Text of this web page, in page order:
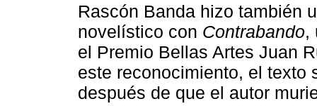
Rascón Banda hizo también
novelístico con Contrabando,
el Premio Bellas Artes Juan
este reconocimiento, el texto
después de que el autor